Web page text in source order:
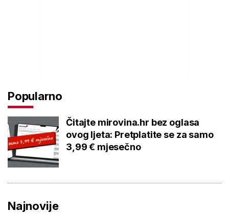
Popularno
Čitajte mirovina.hr bez oglasa
ovog ljeta: Pretplatite se za samo
3,99 € mjesečno
Najnovije